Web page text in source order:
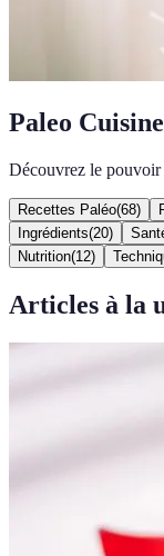
Paleo Cuisine
Découvrez le pouvoir
Recettes Paléo(68)
Ingrédients(20)
Nutrition(12)
Articles à la